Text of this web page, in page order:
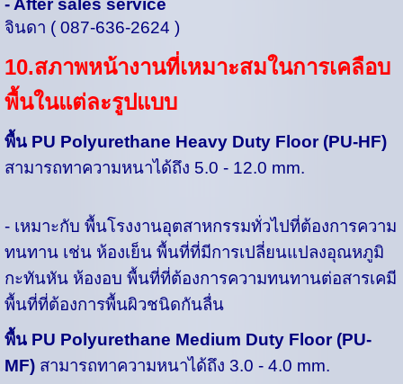
- After sales service
จินดา ( 087-636-2624 )
10.สภาพหน้างานที่เหมาะสมในการเคลือบ
พื้นในแต่ละรูปแบบ
พื้น PU Polyurethane Heavy Duty Floor (PU-HF)
สามารถทาความหนาได้ถึง 5.0 - 12.0 mm.
- เหมาะกับ พื้นโรงงานอุตสาหกรรมทั่วไปที่ต้องการความ
ทนทาน เช่น ห้องเย็น พื้นที่ที่มีการเปลี่ยนแปลงอุณหภูมิ
กะทันหัน ห้องอบ พื้นที่ที่ต้องการความทนทานต่อสารเคมี
พื้นที่ที่ต้องการพื้นผิวชนิดกันลื่น
พื้น PU Polyurethane Medium Duty Floor (PU-
MF)สามารถทาความหนาได้ถึง 3.0 - 4.0 mm.